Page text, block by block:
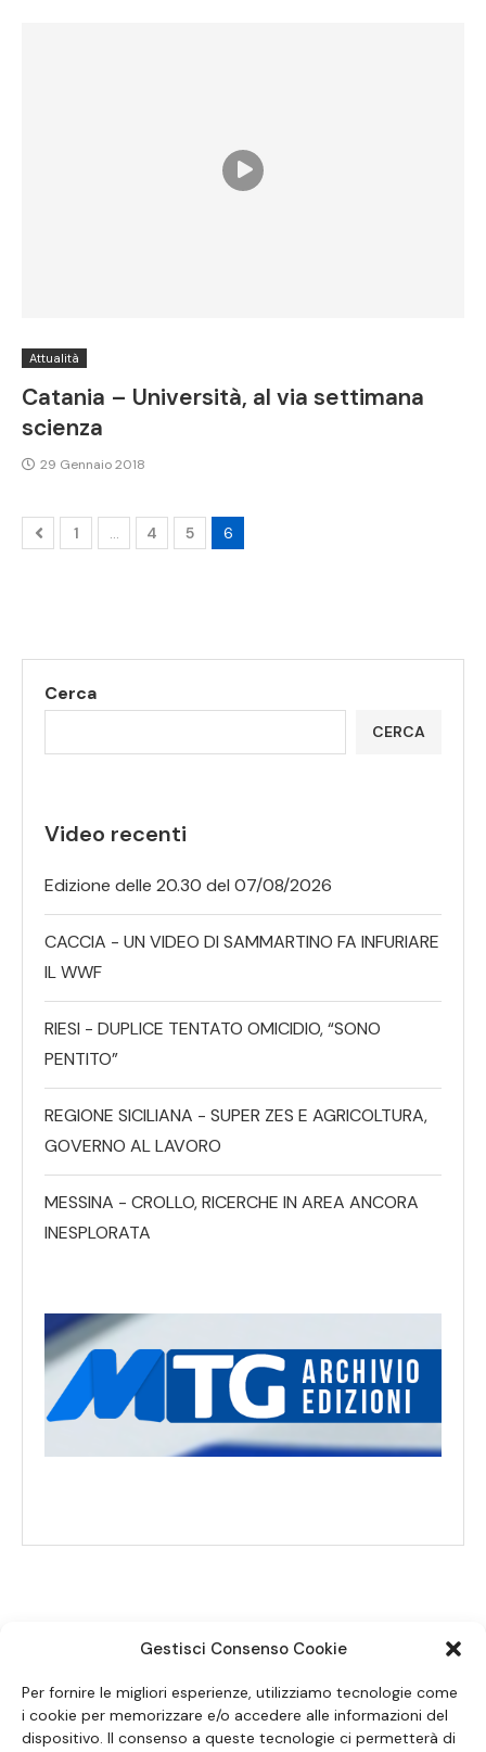
Gestisci Consenso Cookie
Per fornire le migliori esperienze, utilizziamo tecnologie come
i cookie per memorizzare e/o accedere alle informazioni del
dispositivo. Il consenso a queste tecnologie ci permetterà di
Attualità
Catania – Università, al via settimana
scienza
29 Gennaio 2018
1 … 4 5 6
Cerca
CERCA
Video recenti
Edizione delle 20.30 del 07/08/2026
CACCIA - UN VIDEO DI SAMMARTINO FA INFURIARE
IL WWF
RIESI - DUPLICE TENTATO OMICIDIO, “SONO
PENTITO”
REGIONE SICILIANA - SUPER ZES E AGRICOLTURA,
GOVERNO AL LAVORO
MESSINA - CROLLO, RICERCHE IN AREA ANCORA
INESPLORATA
SEGUICI SUI SOCIAL